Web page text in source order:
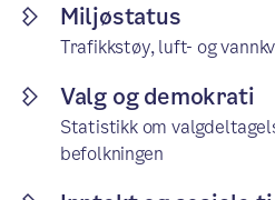
Miljøstatus
Trafikkstøy, luft- og
Valg og demokrati
Statistikk om
befolkningen